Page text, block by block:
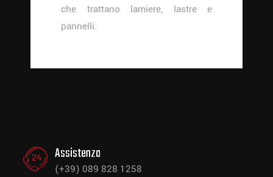
che trattano lamiere, lastre e
pannelli.
Assistenza
(+39) 089 828 1258